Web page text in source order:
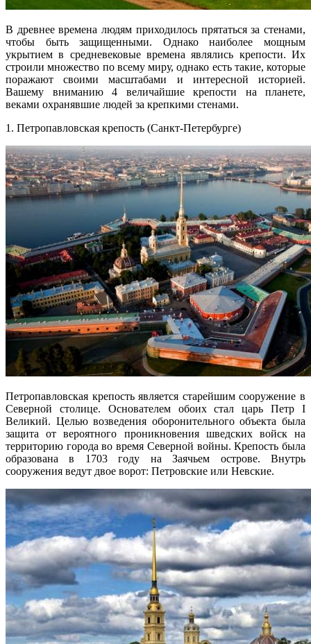
В древнее времена людям приходилось прятаться за стенами,
чтобы быть защищенными. Однако наиболее мощным
укрытием в средневековые времена являлись крепости. Их
строили множество по всему миру, однако есть такие, которые
поражают своими масштабами и интересной историей.
Вашему вниманию 4 величайшие крепости на планете,
веками охранявшие людей за крепкими стенами.
1. Петропавловская крепость (Санкт-Петербурге)
Петропавловская крепость является старейшим сооружение в
Северной столице. Основателем обоих стал царь Петр I
Великий. Целью возведения оборонительного объекта была
защита от вероятного проникновения шведских войск на
территорию города во время Северной войны. Крепость была
образована в 1703 году на Заячьем острове. Внутрь
сооружения ведут двое ворот: Петровские или Невские.